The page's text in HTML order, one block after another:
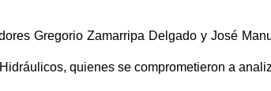
Gregorio Zamarripa Delgado y José
quienes se comprometieron a